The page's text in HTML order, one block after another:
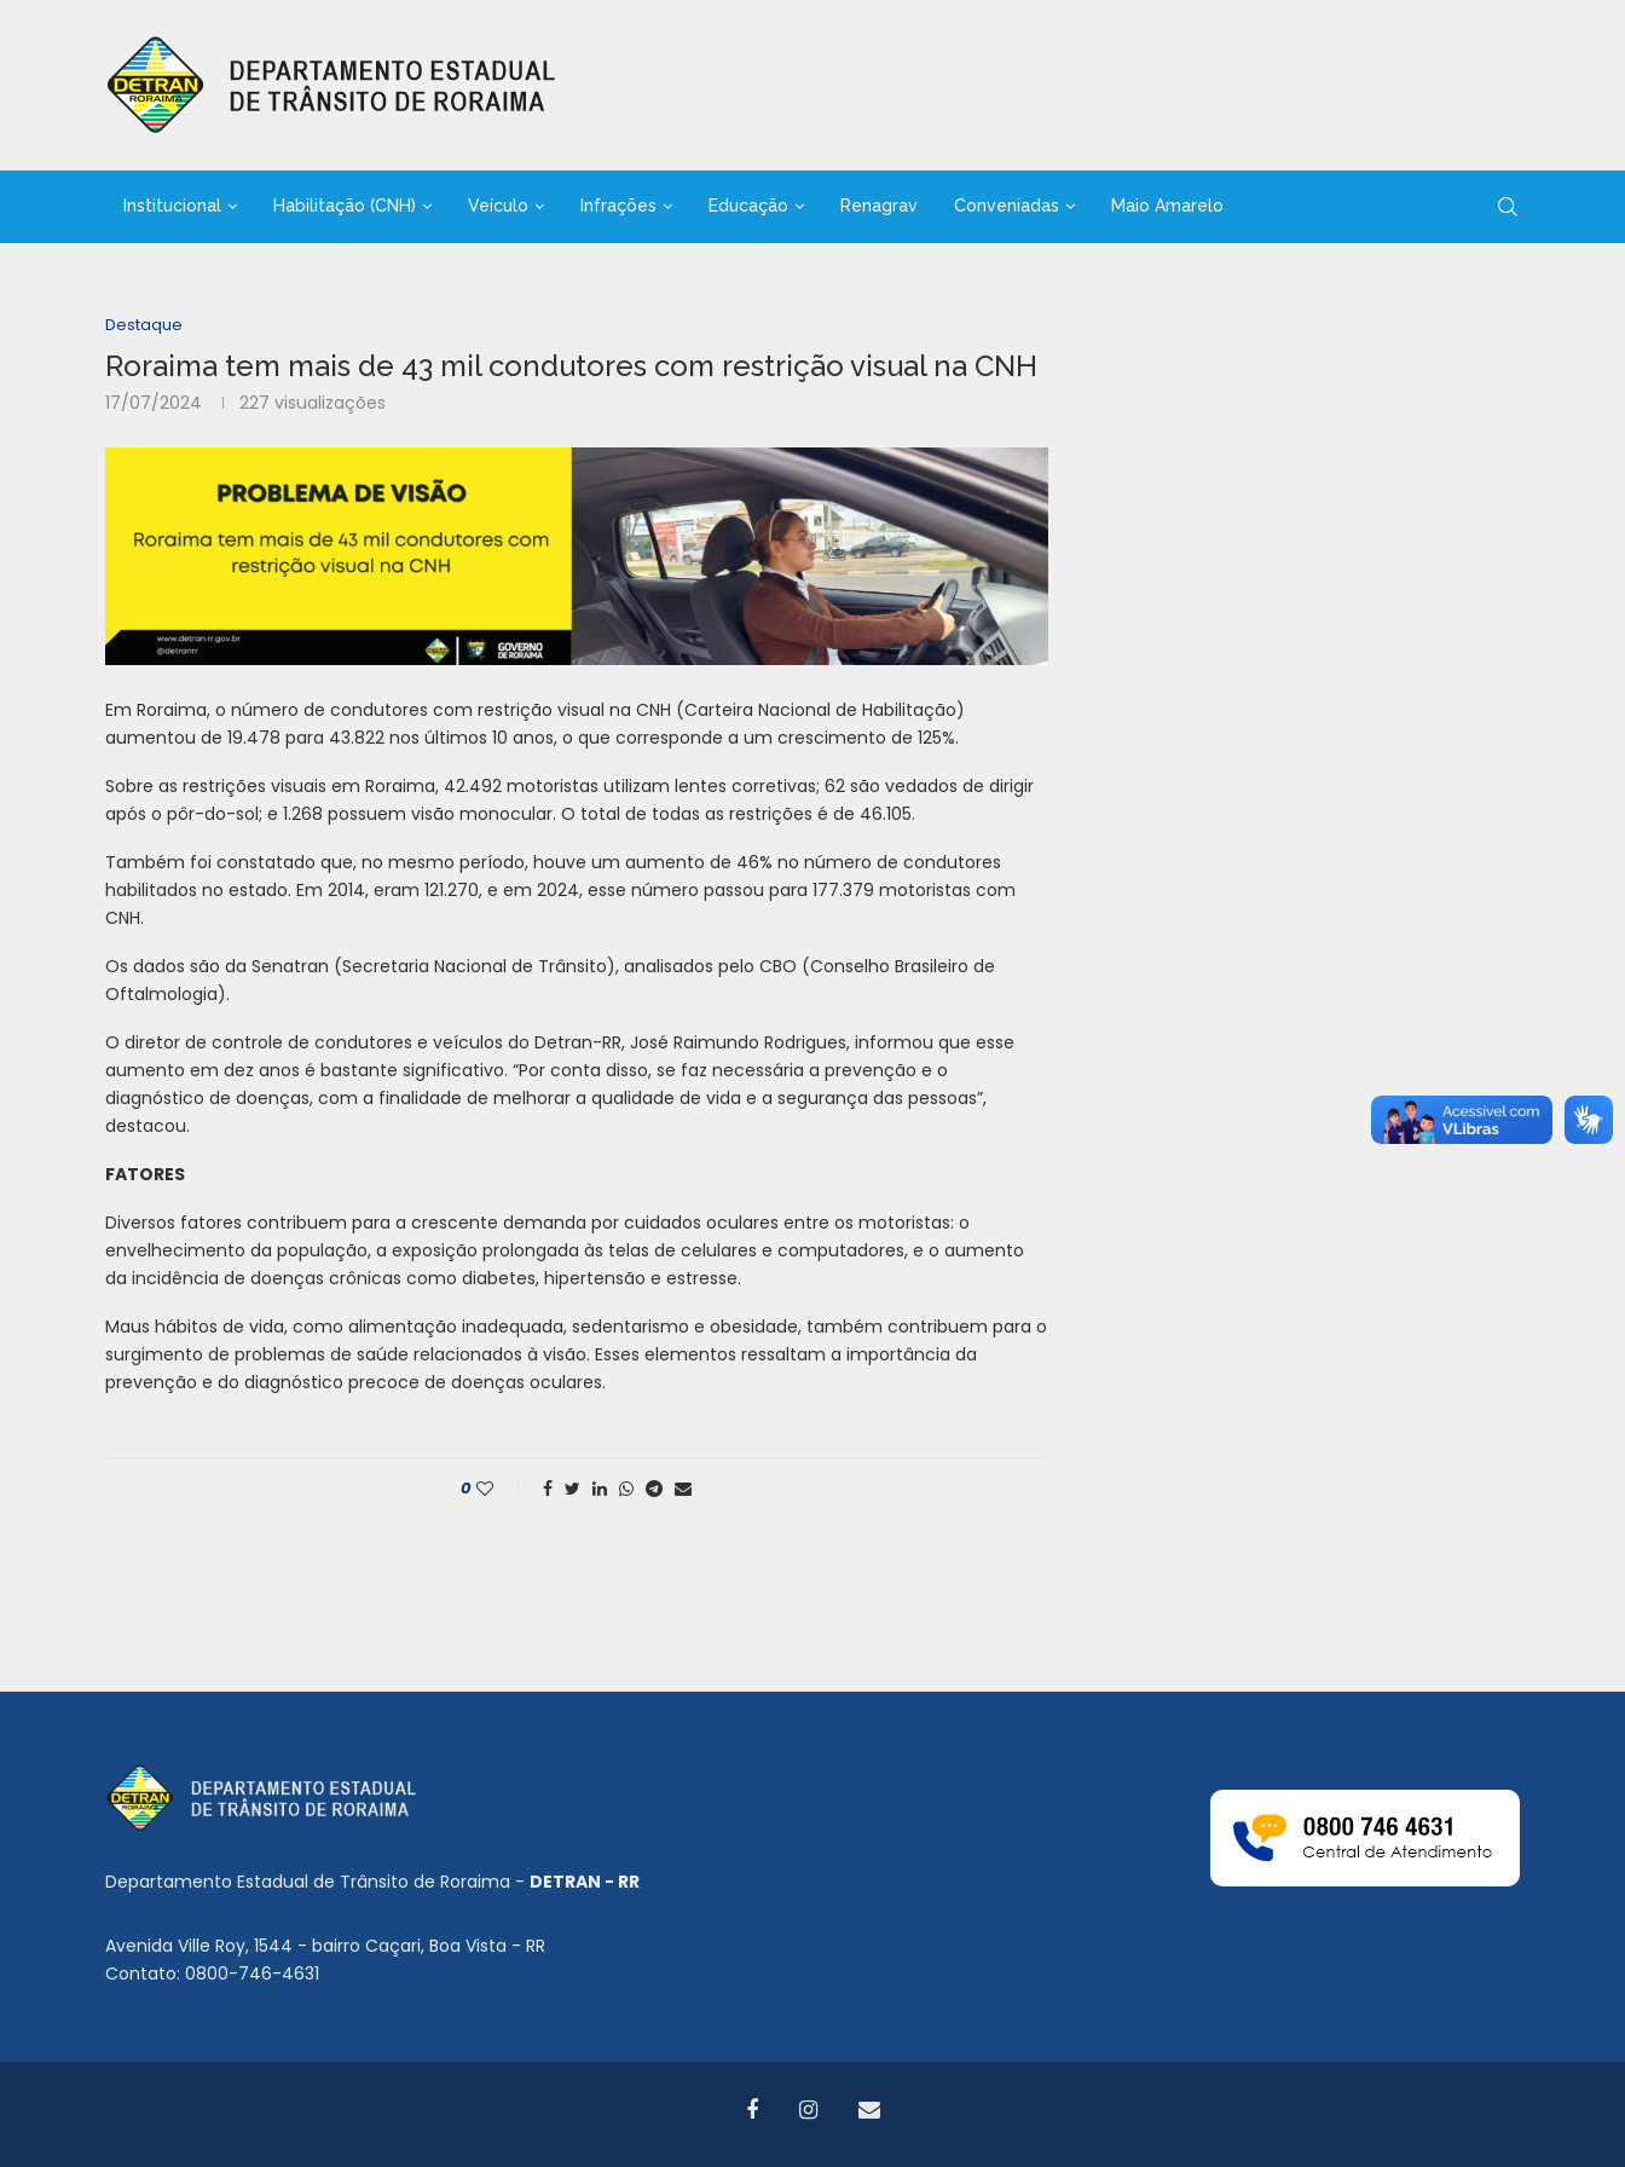
Institucional Habilitação (CNH) Veículo Infrações Educação Renagrav Conveniadas Maio Amarelo
Destaque
Roraima tem mais de 43 mil condutores com restrição visual na CNH
17/07/2024 227 visualizações
Em Roraima, o número de condutores com restrição visual na CNH (Carteira Nacional de Habilitação)
aumentou de 19.478 para 43.822 nos últimos 10 anos, o que corresponde a um crescimento de 125%.
Sobre as restrições visuais em Roraima, 42.492 motoristas utilizam lentes corretivas; 62 são vedados de dirigir
após o pôr-do-sol; e 1.268 possuem visão monocular. O total de todas as restrições é de 46.105.
Também foi constatado que, no mesmo período, houve um aumento de 46% no número de condutores
habilitados no estado. Em 2014, eram 121.270, e em 2024, esse número passou para 177.379 motoristas com
CNH.
Os dados são da Senatran (Secretaria Nacional de Trânsito), analisados pelo CBO (Conselho Brasileiro de
Oftalmologia).
O diretor de controle de condutores e veículos do Detran-RR, José Raimundo Rodrigues, informou que esse
aumento em dez anos é bastante significativo. “Por conta disso, se faz necessária a prevenção e o
diagnóstico de doenças, com a finalidade de melhorar a qualidade de vida e a segurança das pessoas”,
destacou.
FATORES
Diversos fatores contribuem para a crescente demanda por cuidados oculares entre os motoristas: o
envelhecimento da população, a exposição prolongada às telas de celulares e computadores, e o aumento
da incidência de doenças crônicas como diabetes, hipertensão e estresse.
Maus hábitos de vida, como alimentação inadequada, sedentarismo e obesidade, também contribuem para o
surgimento de problemas de saúde relacionados à visão. Esses elementos ressaltam a importância da
prevenção e do diagnóstico precoce de doenças oculares.
0
Departamento Estadual de Trânsito de Roraima - DETRAN - RR
Avenida Ville Roy, 1544 - bairro Caçari, Boa Vista - RR
Contato: 0800-746-4631